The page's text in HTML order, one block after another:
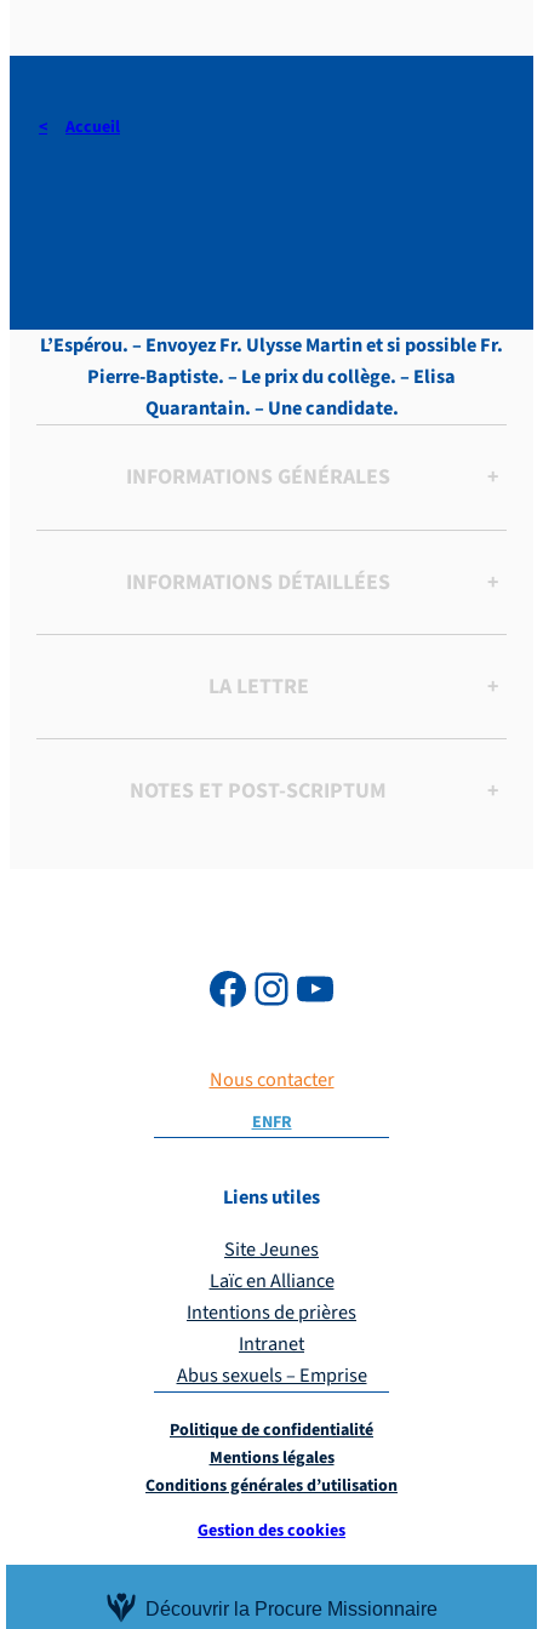
Découvrir la Procure Missionnaire
Accueil
L’Espérou. – Envoyez Fr. Ulysse Martin et si possible Fr.
Pierre-Baptiste. – Le prix du collège. – Elisa
Quarantain. – Une candidate.
INFORMATIONS GÉNÉRALES +
INFORMATIONS DÉTAILLÉES +
LA LETTRE +
NOTES ET POST-SCRIPTUM +
Nous contacter
ENFR
Liens utiles
Site Jeunes
Laïc en Alliance
Intentions de prières
Intranet
Abus sexuels – Emprise
Politique de confidentialité
Mentions légales
Conditions générales d’utilisation
Gestion des cookies